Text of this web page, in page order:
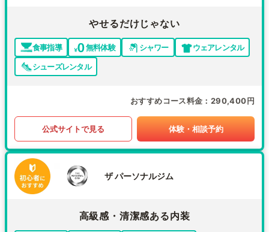
やせるだけじゃない
食事指導 無料体験 シャワー
ウェアレンタル
シューズレンタル
おすすめコース料金 290,400円
公式サイトで見る 体験・相談予約
ザ パーソナルジム
高級感・清潔感ある内装